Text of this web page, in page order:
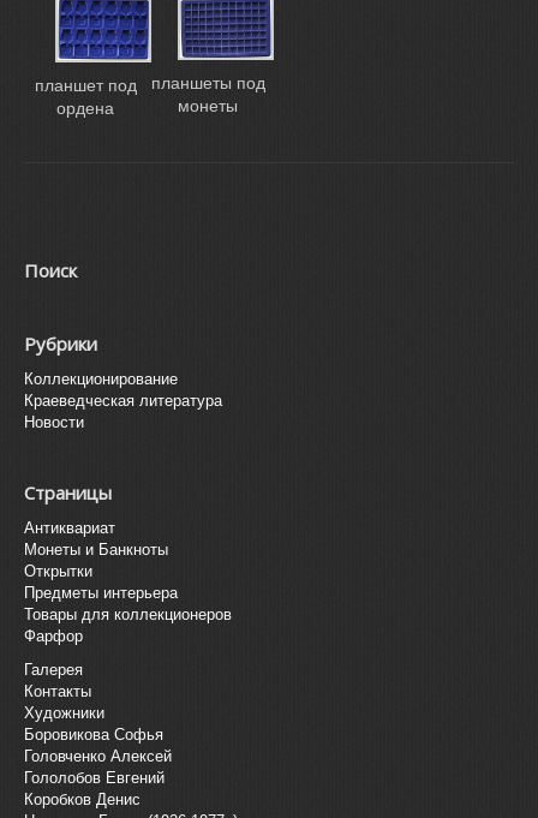
планшет под
ордена
планшеты под
монеты
Поиск
Рубрики
Коллекционирование
Краеведческая литература
Новости
Страницы
Антиквариат
Монеты и Банкноты
Открытки
Предметы интерьера
Товары для коллекционеров
Фарфор
Галерея
Контакты
Художники
Боровикова Софья
Головченко Алексей
Гололобов Евгений
Коробков Денис